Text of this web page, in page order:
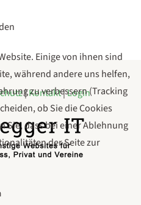
|Kontakt|Login
Einige von ihnen sind
während andere uns helfen,
zu verbessern (Tracking
ob Sie die Cookies
Sie, dass bei einer Ablehnung
der Seite zur